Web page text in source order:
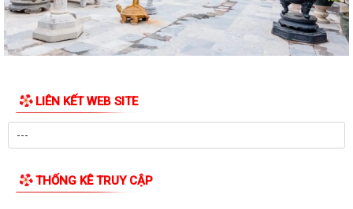
LIÊN KẾT WEB SITE
THỐNG KÊ TRUY CẬP